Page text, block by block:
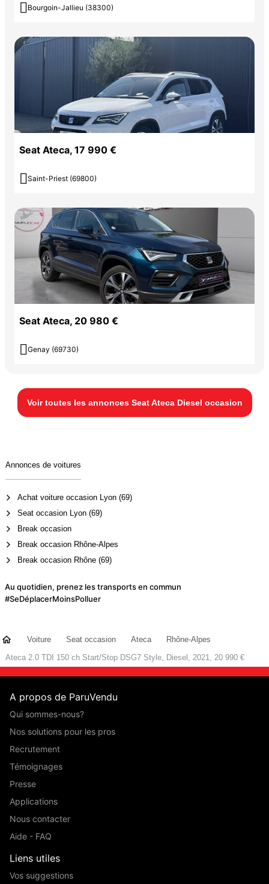
 Bourgoin-Jallieu (38300)
Seat Ateca, 17 990 €
 Saint-Priest (69800)
Seat Ateca, 20 980 €
 Genay (69730)
Voir toutes les annonces Seat Ateca Diesel occasion
Annonces de voitures
Achat voiture occasion Lyon (69)
Seat occasion Lyon (69)
Break occasion
Break occasion Rhône-Alpes
Break occasion Rhône (69)
Au quotidien, prenez les transports en commun
#SeDéplacerMoinsPolluer
Voiture Seat occasion Ateca
Rhône-Alpes
Ateca 2.0 TDI 150 ch Start/Stop DSG7 Style, Diesel, 2021, 20 990 €
A propos de ParuVendu
Qui sommes-nous?
Nos solutions pour les pros
Recrutement
Témoignages
Presse
Applications
Nous contacter
Aide - FAQ
Liens utiles
Vos suggestions